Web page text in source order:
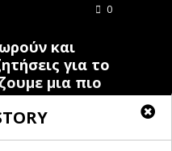
0
και
για το
μια πιο